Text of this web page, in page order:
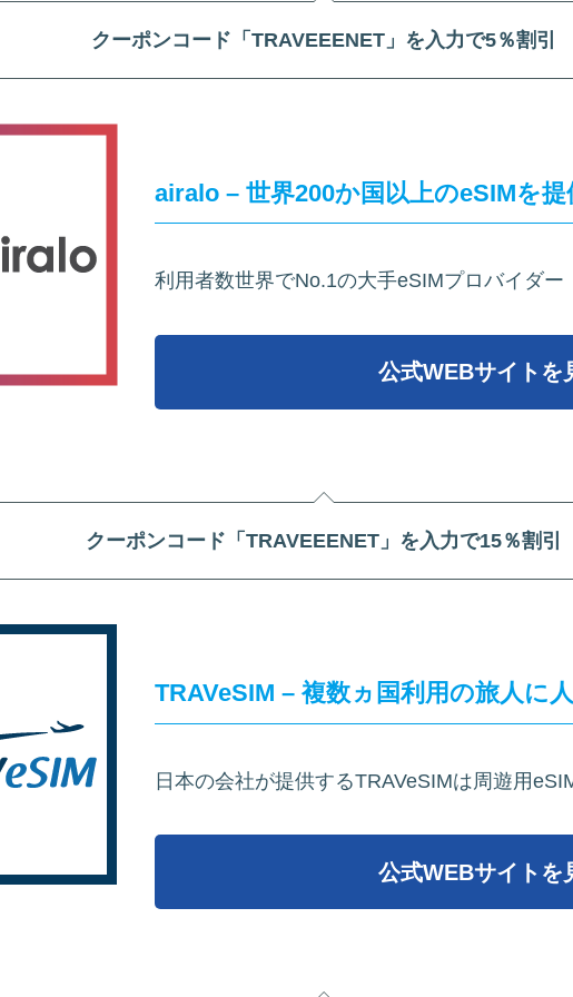
クーポンコード「TRAVEEENET」を入力で5％割引
airalo – 世界200か国以上のeSIMを提
利用者数世界でNo.1の大手eSIMプロバイダー
公式WEBサイトを
クーポンコード「TRAVEEENET」を入力で15％割引
TRAVeSIM – 複数ヵ国利用の旅人に人
日本の会社が提供するTRAVeSIMは周遊用
公式WEBサイトを